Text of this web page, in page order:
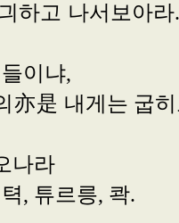
, 통긔하고
, 너의들
의亦是 내게
잇건오
썩, 텩, 튜르